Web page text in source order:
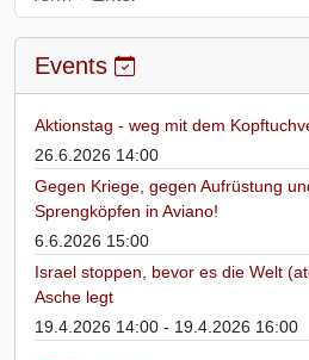
Events
Aktionstag - weg mit dem
26.6.2026 14:00
Gegen Kriege, gegen Aufrüstung
Sprengköpfen in Aviano!
6.6.2026 15:00
Israel stoppen, bevor es die Welt
Asche legt
19.4.2026 14:00 - 19.4.2026 16:00